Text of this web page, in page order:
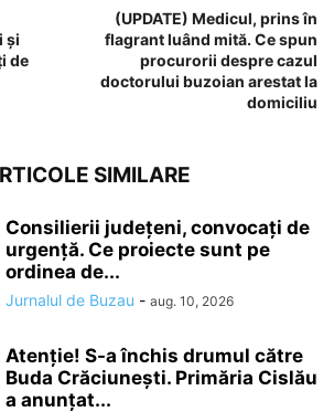
și
de
(UPDATE) Medicul, prins în
flagrant luând mită. Ce spun
procurorii despre cazul
doctorului buzoian arestat la
domiciliu
SIMILARE
Consilierii județeni, convocați de
urgență. Ce proiecte sunt pe
ordinea de...
Jurnalul de Buzau - aug. 10, 2026
Atenție! S-a închis drumul către
Buda Crăciunești. Primăria Cislău
a anunțat...